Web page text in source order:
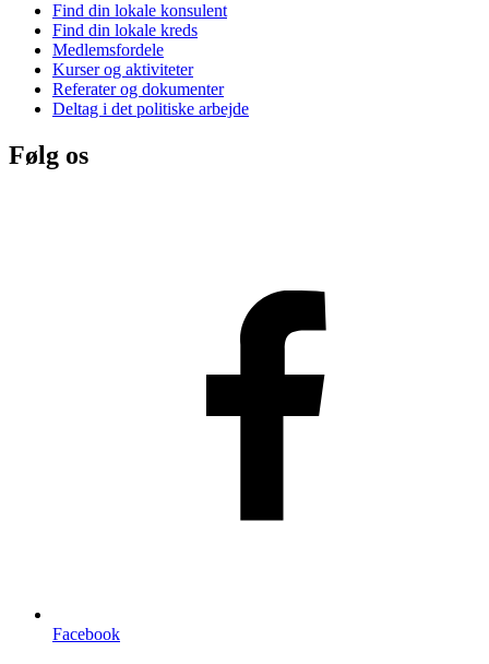
Find din lokale konsulent
Find din lokale kreds
Medlemsfordele
Kurser og aktiviteter
Referater og dokumenter
Deltag i det politiske arbejde
Følg os
Facebook